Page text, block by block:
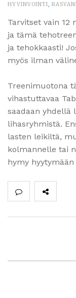
HYVINVOINTI,
Tarvitset vain 12
ja tämä
ja tehokkaasti!
myös ilman
Treenimuotona
vihastuttavaa
saadaan yhdellä
lihasryhmistä.
lasten leikiltä,
kolmannelle tai
hymy hyytymään